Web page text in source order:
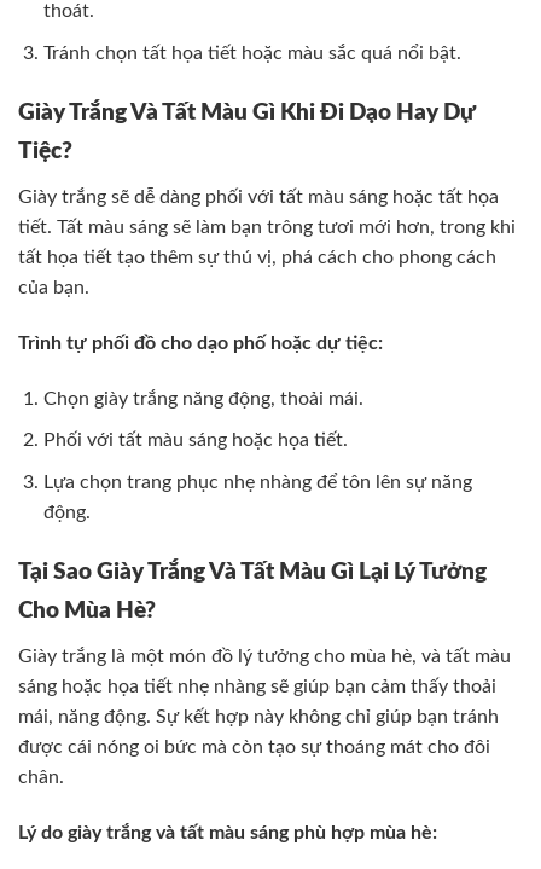
thoát.
Tránh chọn tất họa tiết hoặc màu sắc quá nổi bật.
Giày Trắng Và Tất Màu Gì Khi Đi Dạo Hay Dự
Tiệc?
Giày trắng sẽ dễ dàng phối với tất màu sáng hoặc tất họa
tiết. Tất màu sáng sẽ làm bạn trông tươi mới hơn, trong khi
tất họa tiết tạo thêm sự thú vị, phá cách cho phong cách
của bạn.
Trình tự phối đồ cho dạo phố hoặc dự tiệc:
Chọn giày trắng năng động, thoải mái.
Phối với tất màu sáng hoặc họa tiết.
Lựa chọn trang phục nhẹ nhàng để tôn lên sự năng
động.
Tại Sao Giày Trắng Và Tất Màu Gì Lại Lý Tưởng
Cho Mùa Hè?
Giày trắng là một món đồ lý tưởng cho mùa hè, và tất màu
sáng hoặc họa tiết nhẹ nhàng sẽ giúp bạn cảm thấy thoải
mái, năng động. Sự kết hợp này không chỉ giúp bạn tránh
được cái nóng oi bức mà còn tạo sự thoáng mát cho đôi
chân.
Lý do giày trắng và tất màu sáng phù hợp mùa hè: